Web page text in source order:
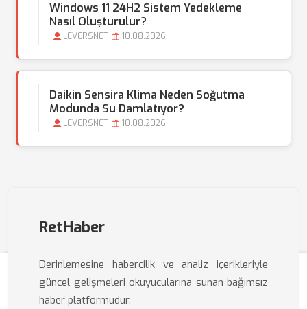
Windows 11 24H2 Sistem Yedekleme
Nasıl Oluşturulur?
LEVERSNET 10.08.2026
Daikin Sensira Klima Neden Soğutma
Modunda Su Damlatıyor?
LEVERSNET 10.08.2026
RetHaber
Derinlemesine habercilik ve analiz içerikleriyle
güncel gelişmeleri okuyucularına sunan bağımsız
haber platformudur.